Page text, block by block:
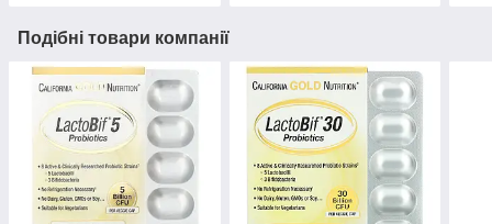
Подібні товари компанії